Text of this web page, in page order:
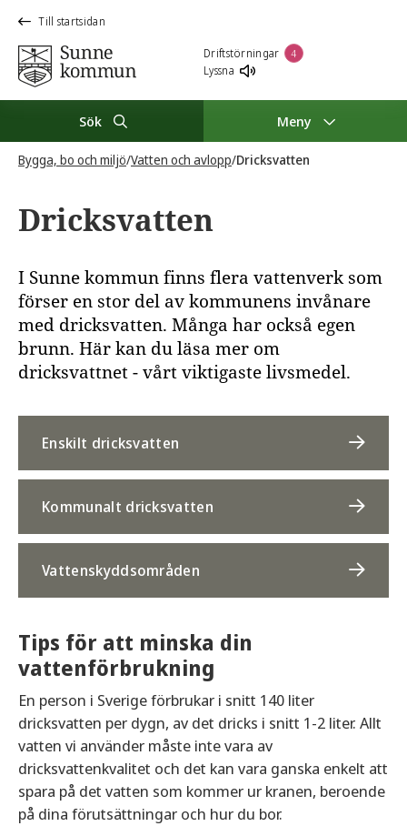
Till startsidan
Driftstörningar 4
Lyssna
Sök Meny
Bygga, bo och miljö/Vatten och avlopp/Dricksvatten
Dricksvatten
I Sunne kommun finns flera vattenverk som
förser en stor del av kommunens invånare
med dricksvatten. Många har också egen
brunn. Här kan du läsa mer om
dricksvattnet - vårt viktigaste livsmedel.
Enskilt dricksvatten
Kommunalt dricksvatten
Vattenskyddsområden
Tips för att minska din
vattenförbrukning
En person i Sverige förbrukar i snitt 140 liter
dricksvatten per dygn, av det dricks i snitt 1-2 liter. Allt
vatten vi använder måste inte vara av
dricksvattenkvalitet och det kan vara ganska enkelt att
spara på det vatten som kommer ur kranen, beroende
på dina förutsättningar och hur du bor.